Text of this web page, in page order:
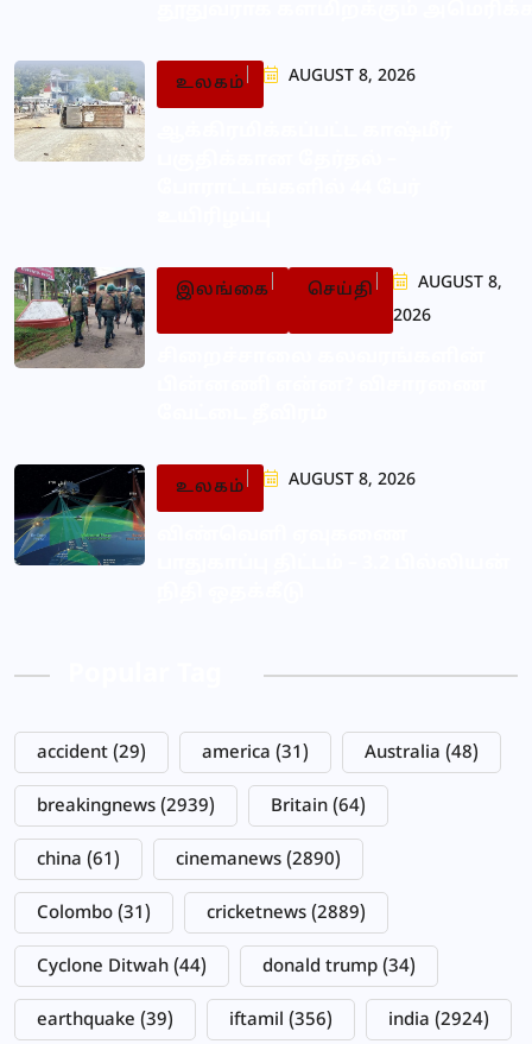
உலகம் AUGUST 8, 2026
இலங்கை செய்தி
AUGUST 8,
2026
உலகம் AUGUST 8, 2026
accident (29) america (31) Australia (48)
breakingnews (2939) Britain (64)
china (61) cinemanews (2890)
Colombo (31) cricketnews (2889)
Cyclone Ditwah (44) donald trump (34)
earthquake (39) iftamil (356) india (2924)